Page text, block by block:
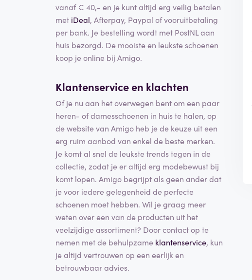
vanaf € 40,- en je kunt altijd erg veilig betalen
met iDeal, Afterpay, Paypal of vooruitbetaling
per bank. Je bestelling wordt met PostNL aan
huis bezorgd. De mooiste en leukste schoenen
koop je online bij Amigo.
Klantenservice en klachten
Of je nu aan het overwegen bent om een paar
heren- of damesschoenen in huis te halen, op
de website van Amigo heb je de keuze uit een
erg ruim aanbod van enkel de beste merken.
Je komt al snel de leukste trends tegen in de
collectie, zodat je er altijd erg modebewust bij
komt lopen. Amigo begrijpt als geen ander dat
je voor iedere gelegenheid de perfecte
schoenen moet hebben. Wil je graag meer
weten over een van de producten uit het
veelzijdige assortiment? Door contact op te
nemen met de behulpzame klantenservice, kun
je altijd vertrouwen op een eerlijk en
betrouwbaar advies.